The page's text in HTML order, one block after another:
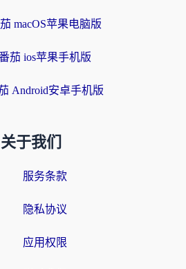
macOS苹果电脑版
茄 ios苹果手机版
Android安卓手机版
关于我们
服务条款
隐私协议
应用权限